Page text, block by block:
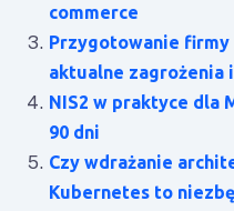
commerce
Przygotowanie firmy
aktualne
NIS2 w praktyce dla
90 dni
Czy wdrażanie
Kubernetes to